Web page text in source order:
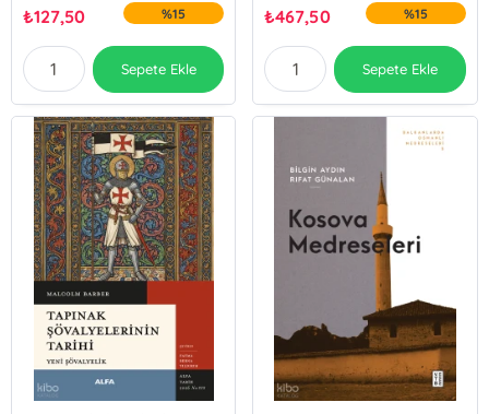
₺127,50 %15
Sepete Ekle
₺467,50 %15
Sepete Ekle